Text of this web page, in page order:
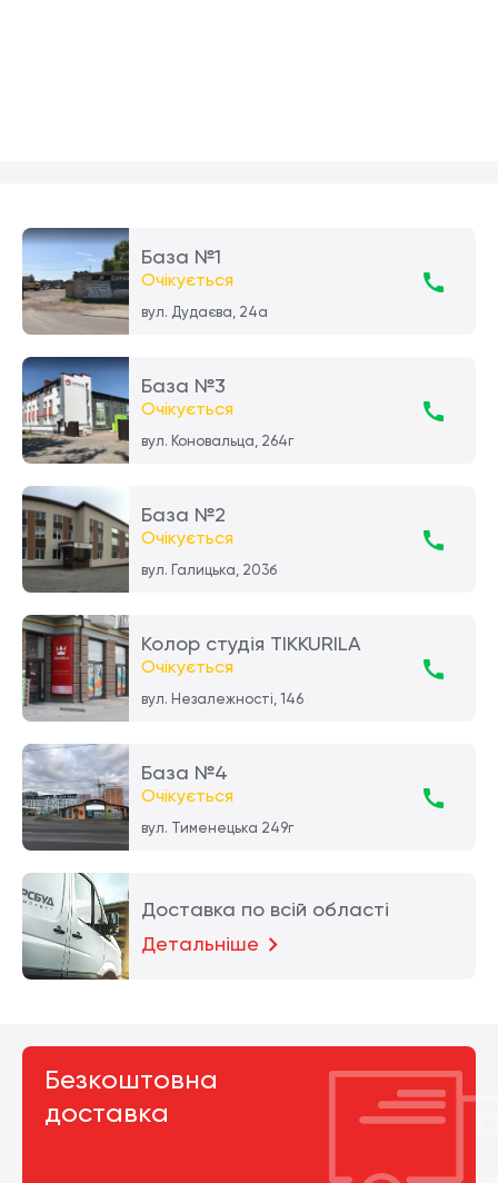
База №1
Очікується
вул. Дудаєва, 24а
База №3
Очікується
вул. Коновальца, 264г
База №2
Очікується
вул. Галицька, 203б
Колор студія TIKKURILA
Очікується
вул. Незалежності, 146
База №4
Очікується
вул. Тименецька 249г
Доставка по всій області
Детальніше
Безкоштовна
доставка